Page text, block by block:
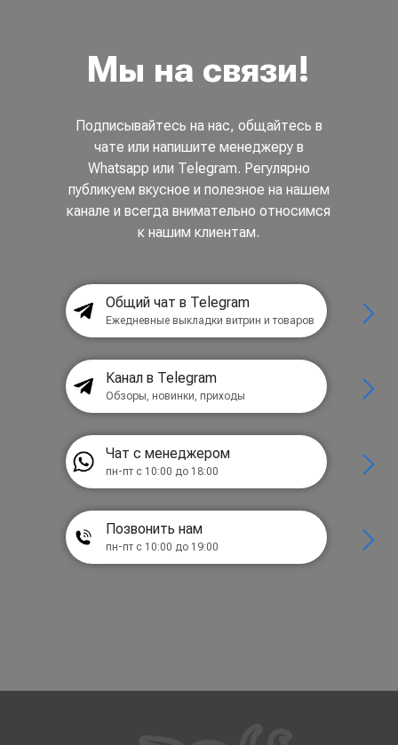
Мы на связи!
Подписывайтесь на нас, общайтесь в
чате или напишите менеджеру в
Whatsapp или Telegram. Регулярно
публикуем вкусное и полезное на нашем
канале и всегда внимательно относимся
к нашим клиентам.
Общий чат в Telegram
Ежедневные выкладки витрин и товаров
Канал в Telegram
Обзоры, новинки, приходы
Чат с менеджером
пн-пт с 10:00 до 18:00
Позвонить нам
пн-пт с 10:00 до 19:00